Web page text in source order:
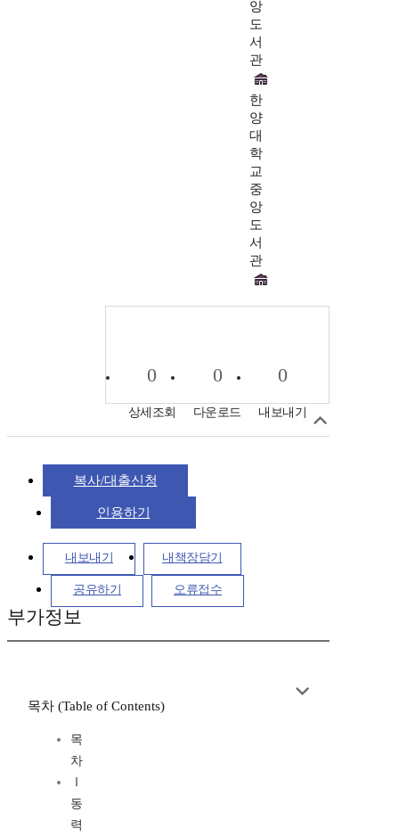
앙
도
서
관
한
양
대
학
교
중
앙
도
서
관
0
상세조회
0
다운로드
0
내보내기
복사/대출신청
인용하기
내보내기 내책장담기
공유하기 오류접수
부가정보
목차 (Table of Contents)
목
차
Ⅰ
동
력